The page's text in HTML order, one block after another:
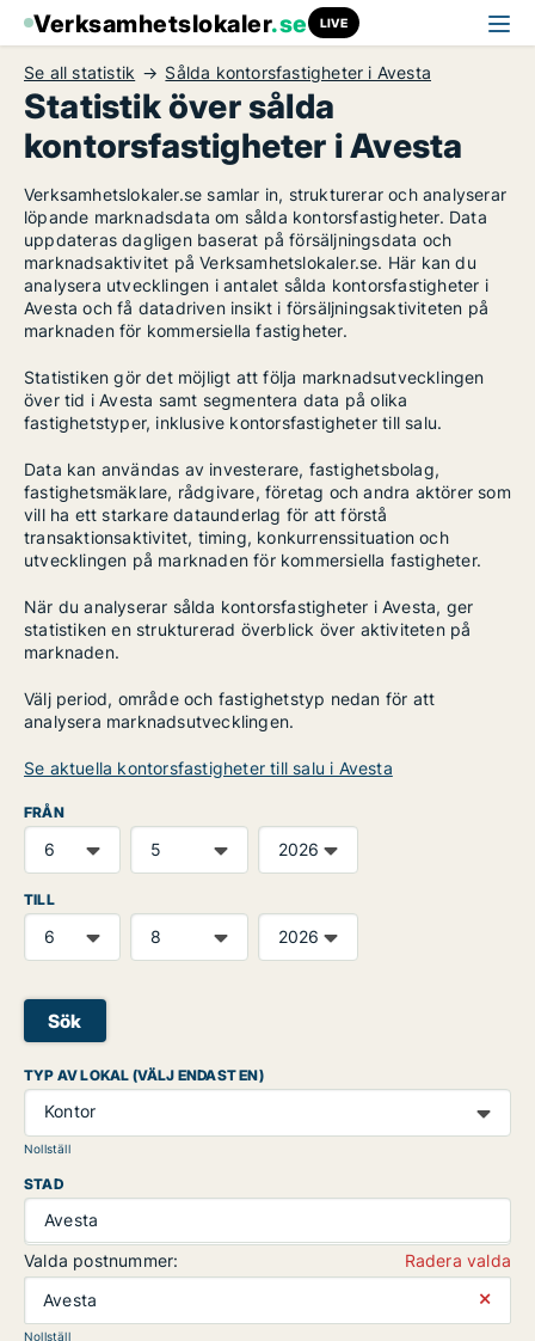
Verksamhetslokaler.se LIVE
Se all statistik Sålda kontorsfastigheter i Avesta
Statistik över sålda
kontorsfastigheter i Avesta
Verksamhetslokaler.se samlar in, strukturerar och analyserar
löpande marknadsdata om sålda kontorsfastigheter. Data
uppdateras dagligen baserat på försäljningsdata och
marknadsaktivitet på Verksamhetslokaler.se. Här kan du
analysera utvecklingen i antalet sålda kontorsfastigheter i
Avesta och få datadriven insikt i försäljningsaktiviteten på
marknaden för kommersiella fastigheter.
Statistiken gör det möjligt att följa marknadsutvecklingen
över tid i Avesta samt segmentera data på olika
fastighetstyper, inklusive kontorsfastigheter till salu.
Data kan användas av investerare, fastighetsbolag,
fastighetsmäklare, rådgivare, företag och andra aktörer som
vill ha ett starkare dataunderlag för att förstå
transaktionsaktivitet, timing, konkurrenssituation och
utvecklingen på marknaden för kommersiella fastigheter.
När du analyserar sålda kontorsfastigheter i Avesta, ger
statistiken en strukturerad överblick över aktiviteten på
marknaden.
Välj period, område och fastighetstyp nedan för att
analysera marknadsutvecklingen.
Se aktuella kontorsfastigheter till salu i Avesta
FRÅN
TILL
Sök
TYP AV LOKAL (VÄLJ ENDAST EN)
Kontor
Nollställ
STAD
Avesta
Valda postnummer:
Radera valda
Avesta
⨯
Nollställ